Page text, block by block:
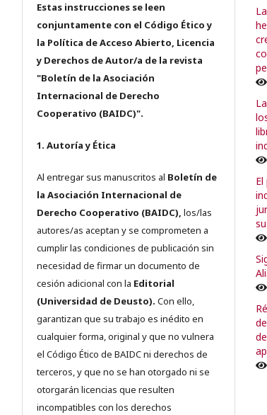
Estas instrucciones se leen
conjuntamente con el Código Ético y
la Política de Acceso Abierto, Licencia
y Derechos de Autor/a de la revista
"Boletín de la Asociación
Internacional de Derecho
Cooperativo (BAIDC)".
1. Autoría y Ética
Al entregar sus manuscritos al Boletín de
la Asociación Internacional de
Derecho Cooperativo (BAIDC), los/las
autores/as aceptan y se comprometen a
cumplir las condiciones de publicación sin
necesidad de firmar un documento de
cesión adicional con la Editorial
(Universidad de Deusto). Con ello,
garantizan que su trabajo es inédito en
cualquier forma, original y que no vulnera
el Código Ético de BAIDC ni derechos de
terceros, y que no se han otorgado ni se
otorgarán licencias que resulten
incompatibles con los derechos